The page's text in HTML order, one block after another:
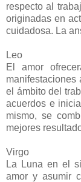
respecto al
originadas en
cuidadosa. La
Leo
El amor
manifestaciones
el ámbito del
acuerdos e
mismo, se
mejores
Virgo
La Luna en el
amor y asumir